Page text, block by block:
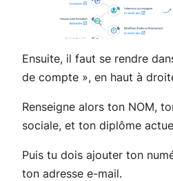
Ensuite, il faut se rendre
de compte », en haut à
Renseigne alors ton NOM,
sociale, et ton diplôme
Puis tu dois ajouter ton
ton adresse e-mail.